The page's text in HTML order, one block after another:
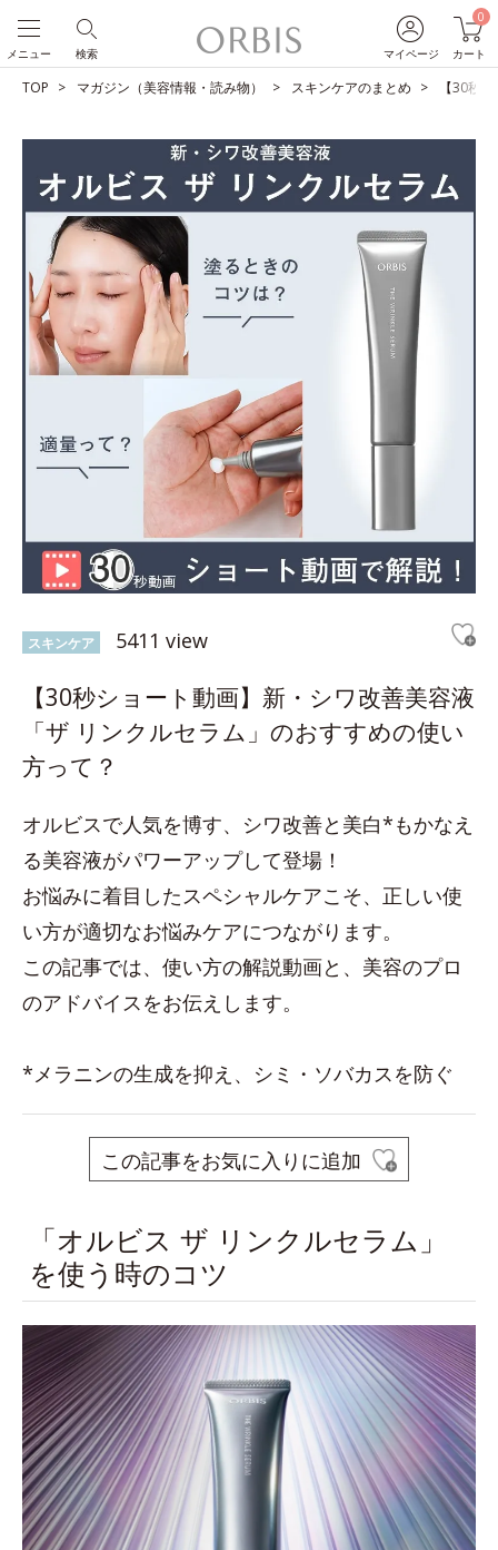
マイページ
0
カート
検索
メニュー
TOP マガジン（美容情報・読み物） スキンケアのまとめ 【30秒
スキンケア 5411 view
【30秒ショート動画】新・シワ改善美容液
「ザ リンクルセラム」のおすすめの使い
方って？
オルビスで人気を博す、シワ改善と美白*もかなえ
る美容液がパワーアップして登場！
お悩みに着目したスペシャルケアこそ、正しい使
い方が適切なお悩みケアにつながります。
この記事では、使い方の解説動画と、美容のプロ
のアドバイスをお伝えします。
*メラニンの生成を抑え、シミ・ソバカスを防ぐ
この記事をお気に入りに追加
「オルビス ザ リンクルセラム」
を使う時のコツ